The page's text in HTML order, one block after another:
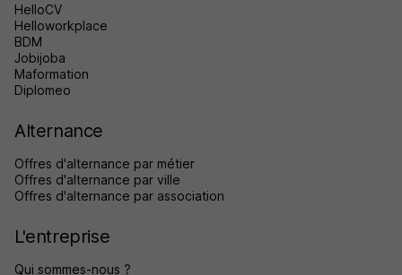
HelloCV
Helloworkplace
BDM
Jobijoba
Maformation
Diplomeo
Alternance
Offres d'alternance par métier
Offres d'alternance par ville
Offres d'alternance par association
L'entreprise
Qui sommes-nous ?